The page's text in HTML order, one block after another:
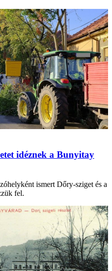
idéznek a Bunyitay
ismert Dőry-sziget és a
fel.